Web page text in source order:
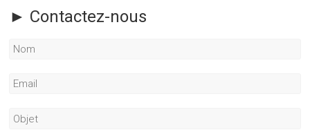
► Contactez-nous